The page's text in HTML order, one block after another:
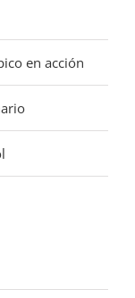
en acción